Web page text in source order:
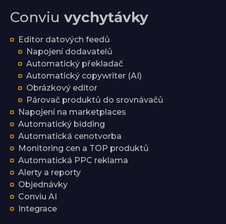
Conviu vychytávky
Editor datových feedů
Napojení dodavatelů
Automatický překladač
Automatický copywriter (AI)
Obrázkový editor
Párovač produktů do srovnávačů
Napojení na marketplaces
Automatický bidding
Automatická cenotvorba
Monitoring cen a TOP produktů
Automatická PPC reklama
Alerty a reporty
Objednávky
Conviu AI
Integrace